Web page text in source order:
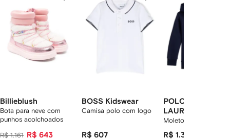
Billieblush
Bota para neve com
punhos acolchoados
R$ 1.161 R$ 643
BOSS Kidswear
Camisa polo com logo
R$ 607
POLO RALPH
LAUREN KIDS
Moletom com capuz
estampa Polo Bear
R$ 1.339